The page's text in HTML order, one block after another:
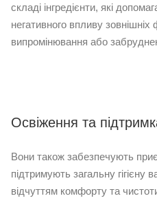
складі інгредієнти, які
негативного впливу
випромінювання або
Освіження та підтримка
Вони також забезпечують
підтримують загальну
відчуттям комфорту та